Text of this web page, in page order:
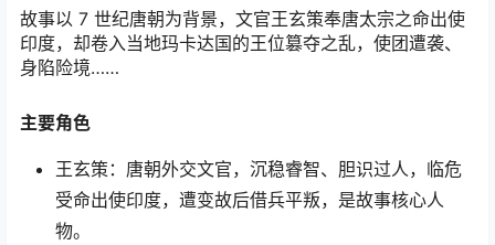
故事以 7 世纪唐朝为背景，文官王玄策奉唐太宗之命出使
印度，却卷入当地玛卡达国的王位篡夺之乱，使团遭袭、
身陷险境……
主要角色
王玄策：唐朝外交文官，沉稳睿智、胆识过人，临危
受命出使印度，遭变故后借兵平叛，是故事核心人
物。